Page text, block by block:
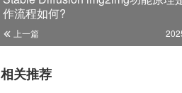
作流程如何?
上一篇
相关推荐